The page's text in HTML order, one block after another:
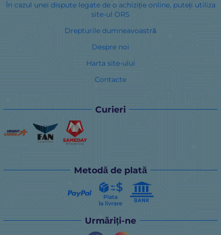
În cazul unei dispute legate de o achiziție online, puteți utiliza
site-ul ORS
Drepturile dumneavoastră
Despre noi
Harta site-ului
Contacte
Curieri
Metodă de plată
Urmăriți-ne